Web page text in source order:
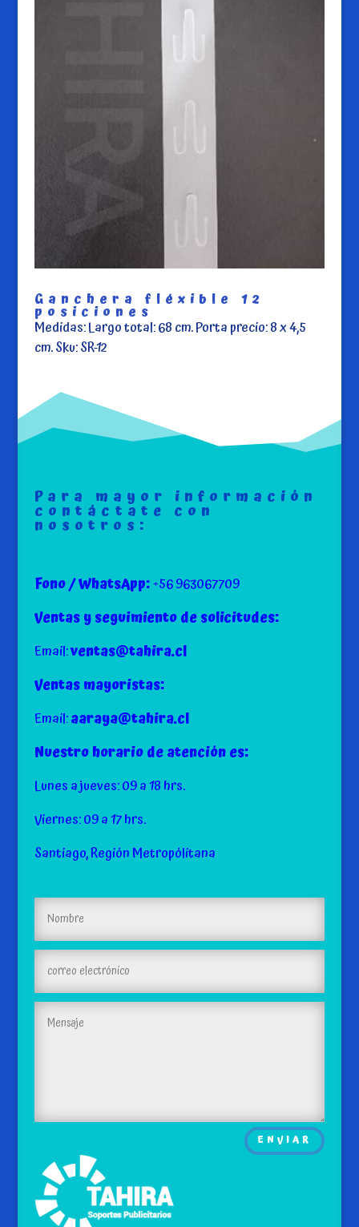
Ganchera fléxible 12
posiciones
Medidas: Largo total: 68 cm. Porta precio: 8 x 4,5
cm. Sku: SR-12
Para mayor información
contáctate con
nosotros:
Fono / WhatsApp:+56 963067709
Ventas y seguimiento de solicitudes:
Email:ventas@tahira.cl
Ventas mayoristas:
Email:aaraya@tahira.cl
Nuestro horario de atención es:
Lunes a jueves: 09 a 18 hrs.
Viernes: 09 a 17 hrs.
Santiago, Región Metropólitana
ENVIAR